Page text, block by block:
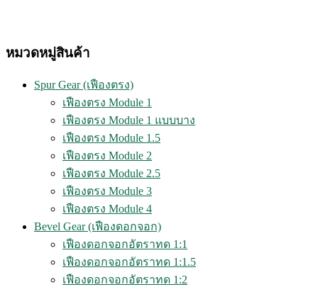
หมวดหมู่สินค้า
Spur Gear (เฟืองตรง)
เฟืองตรง Module 1
เฟืองตรง Module 1 แบบบาง
เฟืองตรง Module 1.5
เฟืองตรง Module 2
เฟืองตรง Module 2.5
เฟืองตรง Module 3
เฟืองตรง Module 4
Bevel Gear (เฟืองดอกจอก)
เฟืองดอกจอกอัตราทด 1:1
เฟืองดอกจอกอัตราทด 1:1.5
เฟืองดอกจอกอัตราทด 1:2